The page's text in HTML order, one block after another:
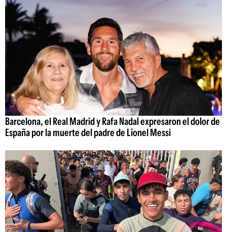
Barcelona, el Real Madrid y Rafa Nadal expresaron el dolor de
España por la muerte del padre de Lionel Messi